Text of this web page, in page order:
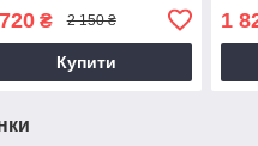
₴ 2 150 ₴
Купити
1